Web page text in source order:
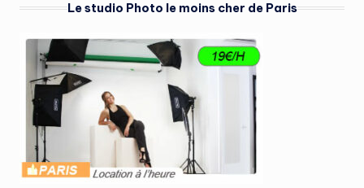
Le studio Photo le moins cher de Paris